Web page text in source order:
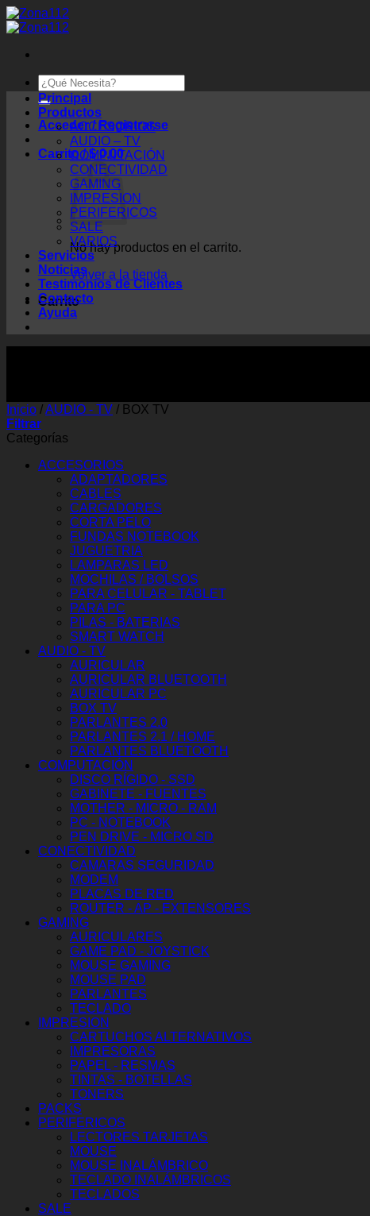
Saltar
al
Buscar
por:
Acceder / Registrarse
Carrito /$0,00
No hay productos en el carrito.
Volver a la tienda
Carrito
Principal
Productos
ACCESORIOS
AUDIO – TV
COMPUTACIÓN
CONECTIVIDAD
GAMING
IMPRESION
PERIFERICOS
SALE
VARIOS
Servicios
Noticias
Testimonios de Clientes
Contacto
Ayuda
Inicio /AUDIO - TV / BOX TV
Filtrar
Categorías
ACCESORIOS
ADAPTADORES
CABLES
CARGADORES
CORTA PELO
FUNDAS NOTEBOOK
JUGUETRIA
LAMPARAS LED
MOCHILAS / BOLSOS
PARA CELULAR - TABLET
PARA PC
PILAS - BATERIAS
SMART WATCH
AUDIO - TV
AURICULAR
AURICULAR BLUETOOTH
AURICULAR PC
BOX TV
PARLANTES 2.0
PARLANTES 2.1 / HOME
PARLANTES BLUETOOTH
COMPUTACIÓN
DISCO RÍGIDO - SSD
GABINETE - FUENTES
MOTHER - MICRO - RAM
PC - NOTEBOOK
PEN DRIVE - MICRO SD
CONECTIVIDAD
CAMARAS SEGURIDAD
MODEM
PLACAS DE RED
ROUTER - AP - EXTENSORES
GAMING
AURICULARES
GAME PAD - JOYSTICK
MOUSE GAMING
MOUSE PAD
PARLANTES
TECLADO
IMPRESION
CARTUCHOS ALTERNATIVOS
IMPRESORAS
PAPEL - RESMAS
TINTAS - BOTELLAS
TONERS
PACKS
PERIFERICOS
LECTORES TARJETAS
MOUSE
MOUSE INALÁMBRICO
TECLADO INALÁMBRICOS
TECLADOS
SALE